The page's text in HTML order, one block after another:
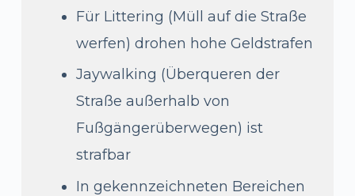
Für Littering (Müll auf die Straße
werfen) drohen hohe Geldstrafen
Jaywalking (Überqueren der
Straße außerhalb von
Fußgängerüberwegen) ist
strafbar
In gekennzeichneten Bereichen